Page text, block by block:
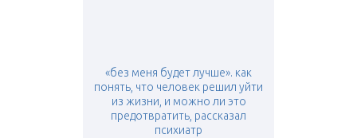
«без меня будет лучше». как
понять, что человек решил уйти
из жизни, и можно ли это
предотвратить, рассказал
психиатр